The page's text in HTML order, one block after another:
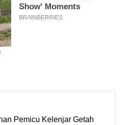
Pemicu Kelenjar Getah